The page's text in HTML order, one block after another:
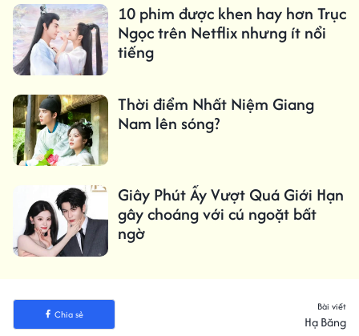
10 phim được khen hay hơn Trục
Ngọc trên Netflix nhưng ít nổi
tiếng
Thời điểm Nhất Niệm Giang
Nam lên sóng?
Giây Phút Ấy Vượt Quá Giới Hạn
gây choáng với cú ngoặt bất
ngờ
Chia sẻ
Bài viết
Hạ Băng